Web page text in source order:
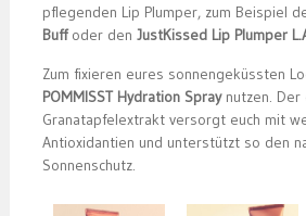
pflegenden Lip Plumper, zum Beispiel
Buffoder den JustKissed Lip Plumper
Zum fixieren eures sonnengeküssten
POMMISST Hydration Spraynutzen. Der
Granatapfelextrakt versorgt euch mit
Antioxidantien und unterstützt so den
Sonnenschutz.